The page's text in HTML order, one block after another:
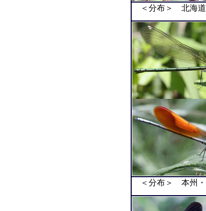
＜分布＞ 北海道
＜分布＞ 本州・